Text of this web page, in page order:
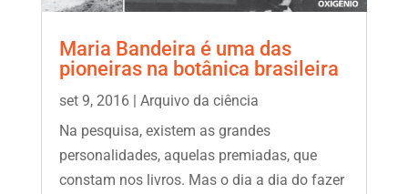
Maria Bandeira é uma das
pioneiras na botânica brasileira
set 9, 2016| Arquivo da ciência
Na pesquisa, existem as grandes
personalidades, aquelas premiadas, que
constam nos livros. Mas o dia a dia do fazer